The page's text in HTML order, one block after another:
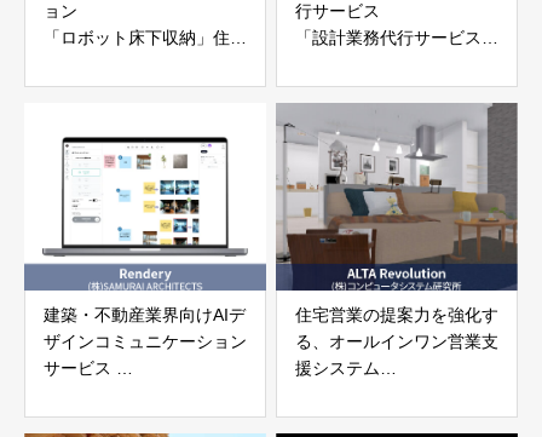
ョン
「ロボット床下収納」住宅
行サービス
「設計業務代行サービス」
会社
建築・不動産業界向けAIデ
ザインコミュニケーション
サービス
SAMURAI ARCHITECTS
住宅営業の提案力を強化す
る、オールインワン営業支
援システム
会社コンピュータシステム